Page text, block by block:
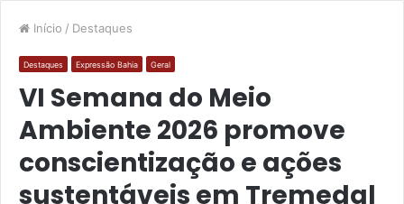
Início / Destaques
Destaques Expressão Bahia Geral
VI Semana do Meio
Ambiente 2026 promove
conscientização e ações
sustentáveis em Tremedal